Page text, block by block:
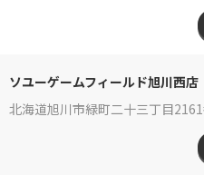
ソユーゲームフィールド旭川西店
北海道旭川市緑町二十三丁目